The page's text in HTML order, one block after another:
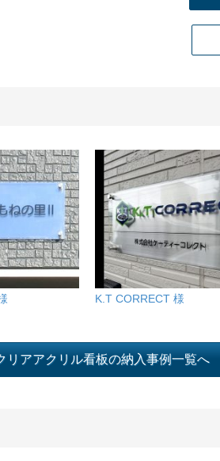
K.T CORRECT 様
リアアクリル看板の納入事例一覧へ